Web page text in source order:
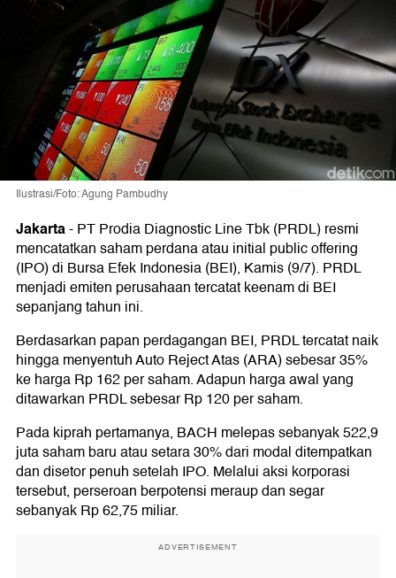
Ilustrasi/Foto: Agung Pambudhy
Jakarta-PT Prodia Diagnostic Line Tbk (PRDL) resmi
mencatatkan saham perdana atau initial public offering
(IPO) di Bursa Efek Indonesia (BEI), Kamis (9/7). PRDL
menjadi emiten perusahaan tercatat keenam di BEI
sepanjang tahun ini.
Berdasarkan papan perdagangan BEI, PRDL tercatat naik
hingga menyentuh Auto Reject Atas (ARA) sebesar 35%
ke harga Rp 162 per saham. Adapun harga awal yang
ditawarkan PRDL sebesar Rp 120 per saham.
Pada kiprah pertamanya, BACH melepas sebanyak 522,9
juta saham baru atau setara 30% dari modal ditempatkan
dan disetor penuh setelah IPO. Melalui aksi korporasi
tersebut, perseroan berpotensi meraup dan segar
sebanyak Rp 62,75 miliar.
ADVERTISEMENT